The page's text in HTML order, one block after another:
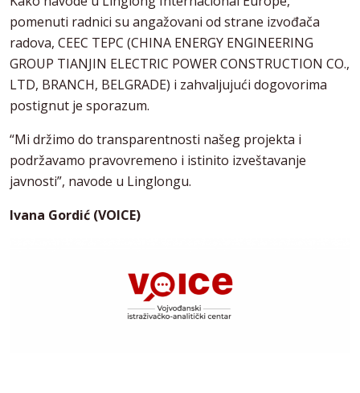
pomenuti radnici su angažovani od strane izvođača
radova, CEEC TEPC (CHINA ENERGY ENGINEERING
GROUP TIANJIN ELECTRIC POWER CONSTRUCTION CO.,
LTD, BRANCH, BELGRADE) i zahvaljujući dogovorima
postignut je sporazum.
“Mi držimo do transparentnosti našeg projekta i
podržavamo pravovremeno i istinito izveštavanje
javnosti”, navode u Linglongu.
Ivana Gordić (VOICE)